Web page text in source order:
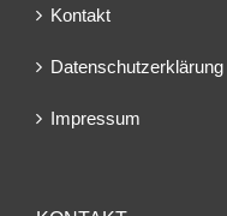
Kontakt
Datenschutzerklärung
Impressum